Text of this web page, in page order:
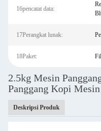
16pencatat data:
17Perangkat lunak:
18Paket:
2.5kg Mesin
Panggang Kopi
Deskripsi Produk